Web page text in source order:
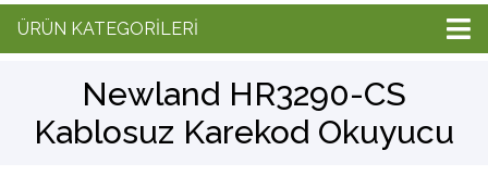
Ribon
Barkod Yazıcı
Barkod Okuyucu
ÜRÜN KATEGORİLERİ
Newland HR3290-CS
Kablosuz Karekod Okuyucu